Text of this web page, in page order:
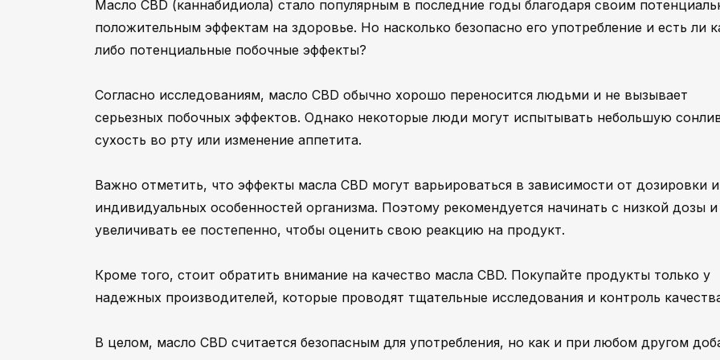
Масло CBD (каннабидиола) стало популярным в последние годы благодаря своим
положительным эффектам на здоровье. Но насколько безопасно его употребление и есть ли
либо потенциальные побочные эффекты?
Согласно исследованиям, масло CBD обычно хорошо переносится людьми и не вызывает
серьезных побочных эффектов. Однако некоторые люди могут испытывать небольшую
сухость во рту или изменение аппетита.
Важно отметить, что эффекты масла CBD могут варьироваться в зависимости от дозировки и
индивидуальных особенностей организма. Поэтому рекомендуется начинать с низкой дозы и
увеличивать ее постепенно, чтобы оценить свою реакцию на продукт.
Кроме того, стоит обратить внимание на качество масла CBD. Покупайте продукты только у
надежных производителей, которые проводят тщательные исследования и контроль
В целом, масло CBD считается безопасным для употребления, но как и при любом другом